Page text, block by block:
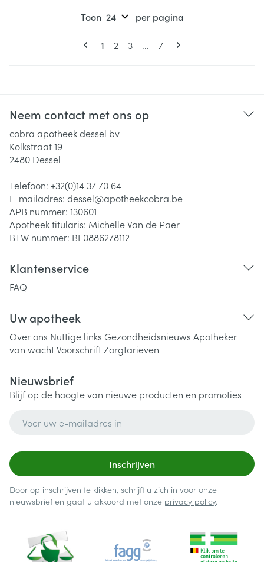
Pagina's
U lees momenteel pagina
1 Pagina
2 Pagina
3 ... Pagina
7
Toon per pagina
Neem contact met ons op
cobra apotheek dessel bv
Kolkstraat 19
2480 Dessel
Telefoon: +32(0)14 37 70 64
E-mailadres: dessel@apotheekcobra.be
APB nummer: 130601
Apotheek titularis: Michelle Van de Paer
BTW nummer: BE0886278112
Klantenservice
FAQ
Uw apotheek
Over ons Nuttige links Gezondheidsnieuws Apotheker
van wachtVoorschriftZorgtarieven
Nieuwsbrief
Blijf op de hoogte van nieuwe producten en promoties
Inschrijven
Door op inschrijven te klikken, schrijft u zich in voor onze
nieuwsbrief en gaat u akkoord met onze privacy policy.